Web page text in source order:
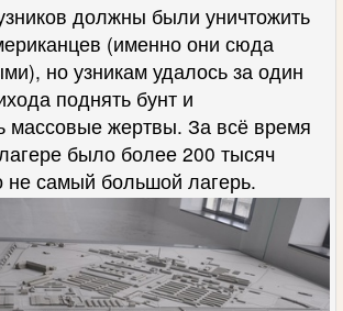
должны были уничтожить
(именно они сюда
но узникам удалось за один
поднять бунт и
массовые жертвы. За всё время
было более 200 тысяч
не самый большой лагерь.